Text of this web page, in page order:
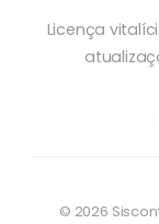
Licença
© 2026